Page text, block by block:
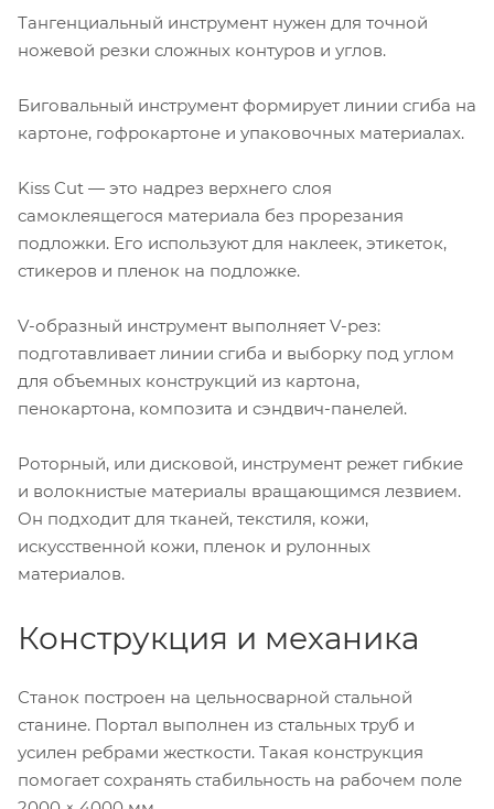
Тангенциальный инструмент нужен для точной
ножевой резки сложных контуров и углов.
Биговальный инструмент формирует линии сгиба на
картоне, гофрокартоне и упаковочных материалах.
Kiss Cut — это надрез верхнего слоя
самоклеящегося материала без прорезания
подложки. Его используют для наклеек, этикеток,
стикеров и пленок на подложке.
V-образный инструмент выполняет V-рез:
подготавливает линии сгиба и выборку под углом
для объемных конструкций из картона,
пенокартона, композита и сэндвич-панелей.
Роторный, или дисковой, инструмент режет гибкие
и волокнистые материалы вращающимся лезвием.
Он подходит для тканей, текстиля, кожи,
искусственной кожи, пленок и рулонных
материалов.
Конструкция и механика
Станок построен на цельносварной стальной
станине. Портал выполнен из стальных труб и
усилен ребрами жесткости. Такая конструкция
помогает сохранять стабильность на рабочем поле